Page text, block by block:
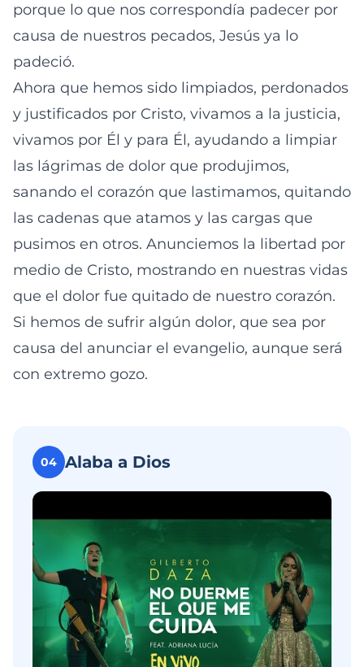
porque lo que nos correspondía padecer por
causa de nuestros pecados, Jesús ya lo
padeció.
Ahora que hemos sido limpiados, perdonados
y justificados por Cristo, vivamos a la justicia,
vivamos por Él y para Él, ayudando a limpiar
las lágrimas de dolor que produjimos,
sanando el corazón que lastimamos, quitando
las cadenas que atamos y las cargas que
pusimos en otros. Anunciemos la libertad por
medio de Cristo, mostrando en nuestras vidas
que el dolor fue quitado de nuestro corazón.
Si hemos de sufrir algún dolor, que sea por
causa del anunciar el evangelio, aunque será
con extremo gozo.
04 Alaba a Dios